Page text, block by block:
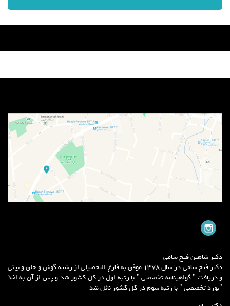
دکتر شاهین فتح سامی
دکتر فتح سامی در سال 1378 موفق به فارغ التحصیلی از رشته گوش و حلق و بینی
و دریافت " گواهینامه تخصصی " با رتبه اول در کل کشور شد و پس از آن به اخذ
"بورد تخصصی " با رتبه سوم در کل کشور نائل شد